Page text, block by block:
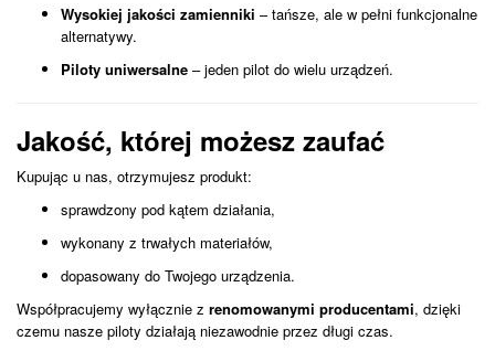
Wysokiej jakości zamienniki – tańsze, ale w pełni funkcjonalne
alternatywy.
Piloty uniwersalne – jeden pilot do wielu urządzeń.
Jakość, której możesz zaufać
Kupując u nas, otrzymujesz produkt:
sprawdzony pod kątem działania,
wykonany z trwałych materiałów,
dopasowany do Twojego urządzenia.
Współpracujemy wyłącznie z renomowanymi producentami, dzięki
czemu nasze piloty działają niezawodnie przez długi czas.